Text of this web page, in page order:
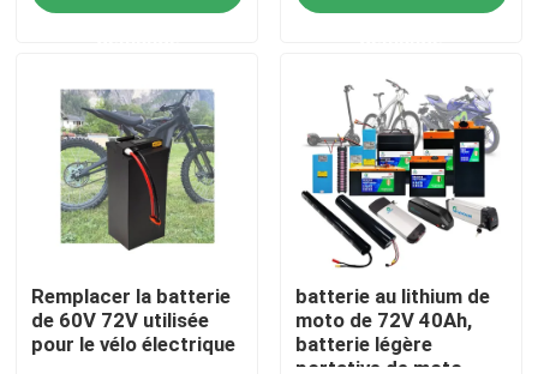
Alimentation par batterie à énergie solaire
Batterie de centrale électrique portable
Puissance de la batterie de la moto
batterie électrique de bicyclette
Remplacer la batterie
de 60V 72V utilisée
pour le vélo électrique
batterie au lithium de
moto de 72V 40Ah,
batterie légère
portative de moto